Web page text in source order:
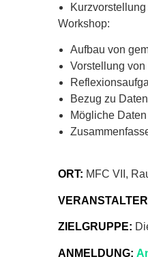
Workshop:
Aufbau von
Vorstellung
Bezug zu
Mögliche
ORT: MFC VII,
ZIELGRUPPE:
ANMELDUNG: